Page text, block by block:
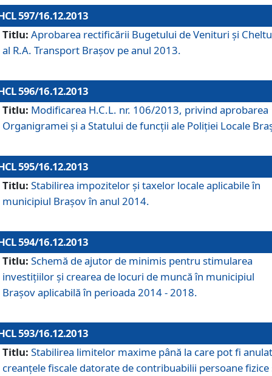
597/16.12.2013
Titlu: Aprobarea rectificării Bugetului de Venituri şi
al R.A. Transport Braşov pe anul 2013.
596/16.12.2013
Titlu: Modificarea H.C.L. nr. 106/2013, privind aprobarea
Organigramei şi a Statului de funcţii ale Poliţiei Locale
595/16.12.2013
Titlu: Stabilirea impozitelor şi taxelor locale aplicabile în
municipiul Braşov în anul 2014.
594/16.12.2013
Titlu: Schemă de ajutor de minimis pentru stimularea
investiţiilor şi crearea de locuri de muncă în municipiul
Braşov aplicabilă în perioada 2014 - 2018.
593/16.12.2013
Titlu: Stabilirea limitelor maxime până la care pot fi
creanţele fiscale datorate de contribuabilii persoane fizice